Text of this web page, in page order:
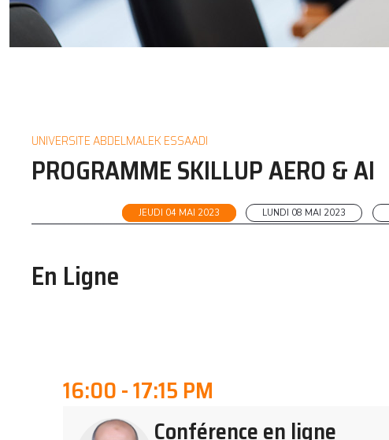
UNIVERSITE ABDELMALEK ESSAADI
PROGRAMME SKILLUP AERO & AI
JEUDI 04 MAI 2023 LUNDI 08 MAI 2023
En Ligne
16:00 - 17:15 PM
Conférence en ligne